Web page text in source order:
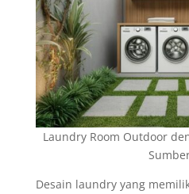
Laundry Room Outdoor
Desain laundry yang